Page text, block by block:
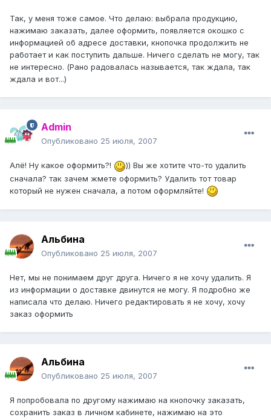
Так, у меня тоже самое. Что делаю: выбрала продукцию,
нажимаю заказать, далее оформить, появляется окошко с
информацией об адресе доставки, кнопочка продолжить не
работает и как поступить дальше. Ничего сделать не могу, так
не интересно. (Рано радовалась называется, так ждала, так
ждала и вот...)
Admin
Опубликовано 25 июля, 2007
Алё! Ну какое оформить?!
)) Вы же хотите что-то удалить
сначала? так зачем жмете оформить? Удалить тот товар
который не нужен сначала, а потом оформляйте!
Альбина
Опубликовано 25 июля, 2007
Нет, мы не понимаем друг друга. Ничего я не хочу удалить. Я
из информации о доставке двинутся не могу. Я подробно же
написала что делаю. Ничего редактировать я не хочу, хочу
заказ оформить
Альбина
Опубликовано 25 июля, 2007
Я попробовала по другому нажимаю на кнопочку заказать,
сохранить заказ в личном кабинете, нажимаю на это